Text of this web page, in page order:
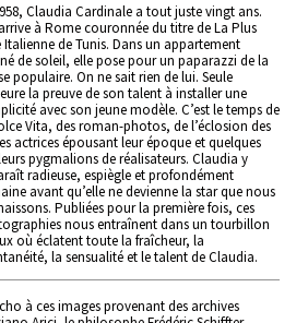
Claudia Cardinale a tout juste vingt ans.
à Rome couronnée du titre de La Plus
Italienne de Tunis. Dans un appartement
de soleil, elle pose pour un paparazzi de la
populaire. On ne sait rien de lui. Seule
la preuve de son talent à installer une
avec son jeune modèle. C’est le temps de
Vita, des roman-photos, de l’éclosion des
actrices épousant leur époque et quelques
pygmalions de réalisateurs. Claudia y
radieuse, espiègle et profondément
avant qu’elle ne devienne la star que nous
Publiées pour la première fois, ces
nous entraînent dans un tourbillon
où éclatent toute la fraîcheur, la
la sensualité et le talent de Claudia.
à ces images provenant des archives